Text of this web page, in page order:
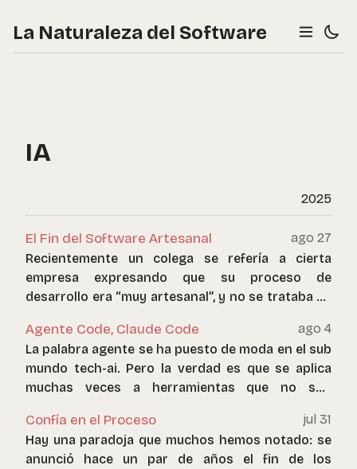
La Naturaleza del Software
IA
2025
El Fin del Software Artesanal
ago 27
Recientemente un colega se refería a cierta
empresa expresando que su proceso de
desarrollo era “muy artesanal”, y no se trataba de
Agente Code, Claude Code
ago 4
La palabra agente se ha puesto de moda en el sub
mundo tech-ai. Pero la verdad es que se aplica
muchas veces a herramientas que no son
Confía en el Proceso
jul 31
Hay una paradoja que muchos hemos notado: se
anunció hace un par de años el fin de los